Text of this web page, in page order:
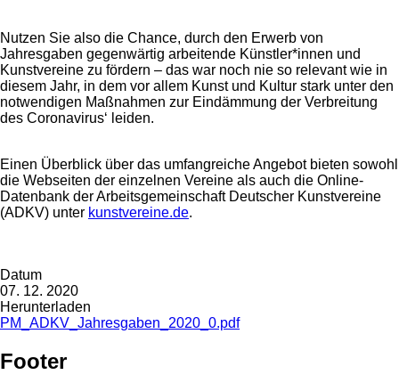
Nutzen Sie also die Chance, durch den Erwerb von
Jahresgaben gegenwärtig arbeitende Künstler*innen und
Kunstvereine zu fördern – das war noch nie so relevant wie in
diesem Jahr, in dem vor allem Kunst und Kultur stark unter den
notwendigen Maßnahmen zur Eindämmung der Verbreitung
des Coronavirus‘ leiden.
Einen Überblick über das umfangreiche Angebot bieten sowohl
die Webseiten der einzelnen Vereine als auch die Online-
Datenbank der Arbeitsgemeinschaft Deutscher Kunstvereine
(ADKV) unter kunstvereine.de.
Datum
07. 12. 2020
Herunterladen
PM_ADKV_Jahresgaben_2020_0.pdf
Footer